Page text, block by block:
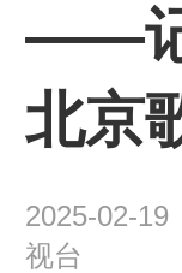
——
北京
2025-02-
视台